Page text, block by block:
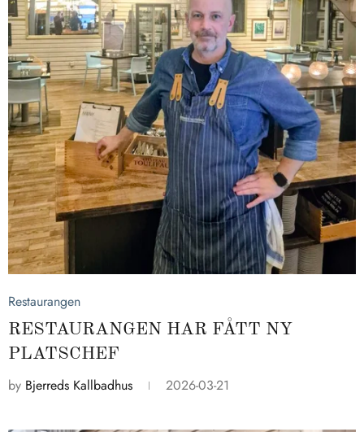
Restaurangen
RESTAURANGEN HAR FÅTT NY
PLATSCHEF
by Bjerreds Kallbadhus 2026-03-21